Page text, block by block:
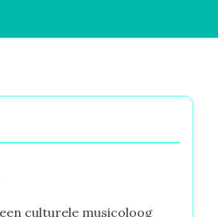
culturele musicoloog